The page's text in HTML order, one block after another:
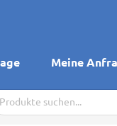
Meine